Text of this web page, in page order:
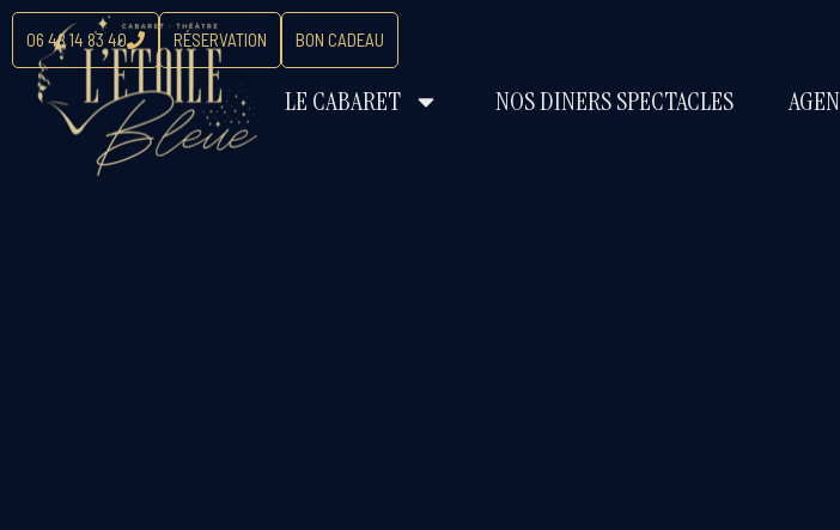
06 48 14 83 40 RÉSERVATION BON CADEAU
LE CABARET NOS DINERS SPECTACLES